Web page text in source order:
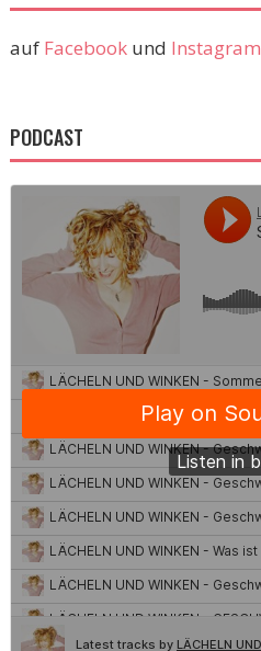
auf Facebookund Instagram
PODCAST